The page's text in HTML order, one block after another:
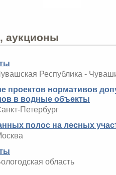
аукционы
Республика -
проектов нормативов
в водные объекты
Петербург
полос на лесных
область